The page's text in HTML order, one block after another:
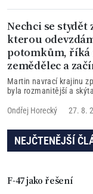
Nechci se
kterou
potomkům, říká
zemědělec a
Martin navrací krajinu
byla rozmanitější a
Ondřej Horecký 27. 8.
NEJČTENĚJŠÍ
F-47 jako řešení